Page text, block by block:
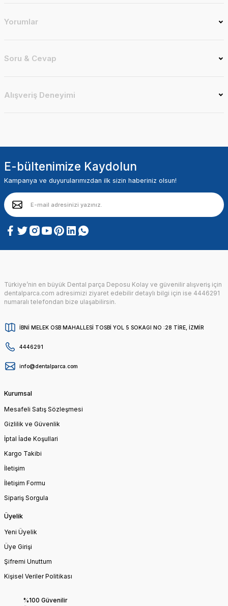
Yorumlar
Soru & Cevap
Alışveriş Deneyimi
E-bültenimize Kaydolun
Kampanya ve duyurularımızdan ilk sizin haberiniz olsun!
Türkiye’nin en büyük Dental parça Deposu Kolay ve güvenilir alışveriş için
dentalparca.com adresimizi ziyaret edebilir detaylı bilgi için ise 4446291
numaralı telefondan bize ulaşabilirsin.
İBNİ MELEK OSB MAHALLESİ TOSBİ YOL 5 SOKAGI NO :28 TİRE, İZMİR
4446291
info@dentalparca.com
Kurumsal
Mesafeli Satış Sözleşmesi
Gizlilik ve Güvenlik
İptal İade Koşullari
Kargo Takibi
İletişim
İletişim Formu
Sipariş Sorgula
Üyelik
Yeni Üyelik
Üye Girişi
Şifremi Unuttum
Kişisel Veriler Politikası
%100 Güvenilir